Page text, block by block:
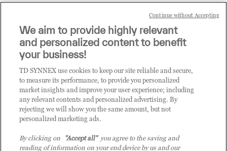
Sei un rivenditore di tecnologia e desideri acquistare
i prodotti o le soluzioni trattate sul blog?
CLICCA QUI E DIVENTA
CLIENTE TD SYNNEX
We aim to provide highly relevant
and personalized content to benefit
your business!
TD SYNNEX use cookies to keep our site reliable and secure,
to measure its performance, to provide you personalized
market insights and improve your user experience; including
any relevant contents and personalized advertising. By
rejecting we will show you the same amount, but not
personalized marketing ads.
By clicking on "Accept all"you agree to the saving and
reading of information on your end device by us and our
Continue without Accepting